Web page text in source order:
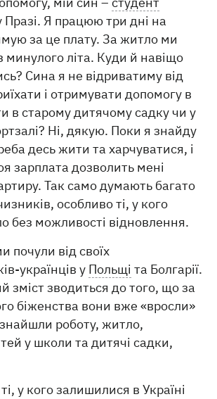
Празі. Я працюю три дні на
за це плату. За житло ми
минулого літа. Куди й навіщо
Сина я не відриватиму від
і отримувати допомогу в
в старому дитячому садку чи у
Ні, дякую. Поки я знайду
десь жити та харчуватися, і
зарплата дозволить мені
Так само думають багато
особливо ті, у кого
без можливості відновлення.
почули від своїх
українців у Польщі та Болгарії.
зміст зводиться до того, що за
біженства вони вже «вросли»
роботу, житло,
у школи та дитячі садки,
у кого залишилися в Україні